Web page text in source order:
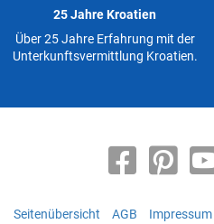
25 Jahre Kroatien
Über 25 Jahre Erfahrung mit der
Unterkunftsvermittlung Kroatien.
Seitenübersicht AGB Impressum